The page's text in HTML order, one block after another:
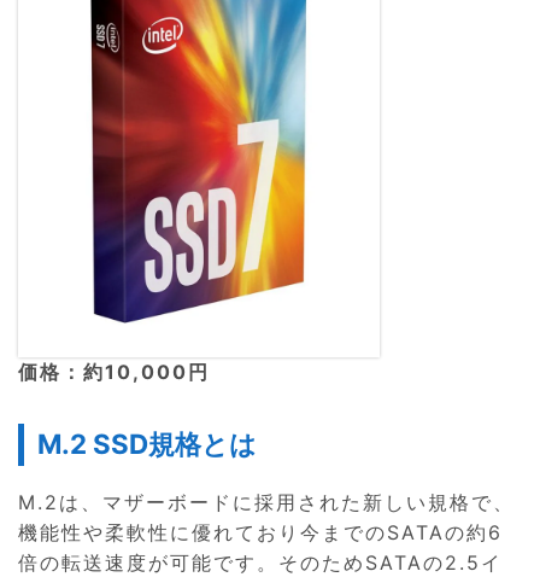
価格：約10,000円
M.2 SSD規格とは
M.2は、マザーボードに採用された新しい規格で、
機能性や柔軟性に優れており今までのSATAの約6
倍の転送速度が可能です。そのためSATAの2.5イ